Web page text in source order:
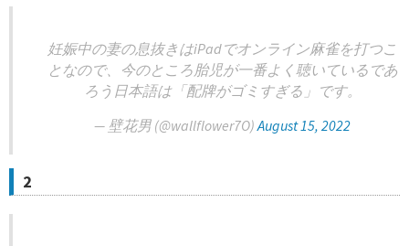
妊娠中の妻の息抜きはiPadでオンライン麻雀を打つこ
となので、今のところ胎児が一番よく聴いているであ
ろう日本語は「配牌がゴミすぎる」です。
— 壁花男 (@wallflower7O)August 15, 2022
2